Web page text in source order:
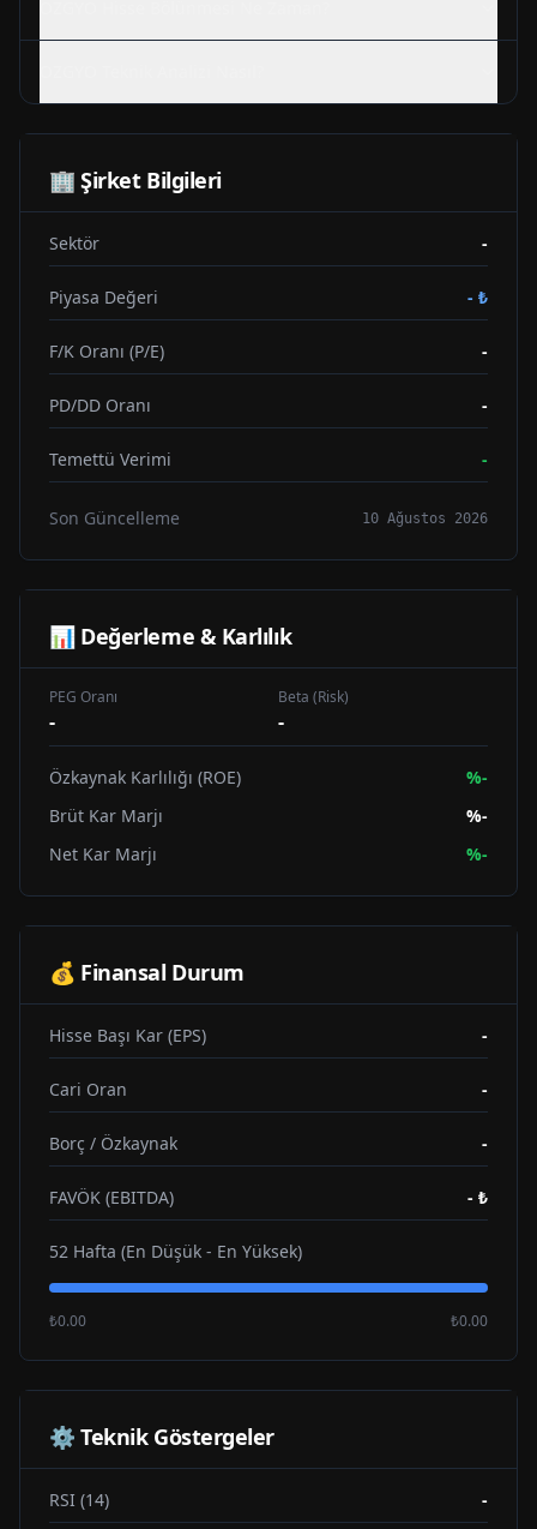
🏢 Şirket Bilgileri
Sektör -
Piyasa Değeri - ₺
F/K Oranı (P/E) -
PD/DD Oranı -
Temettü Verimi -
Son Güncelleme 10 Ağustos 2026
📊 Değerleme & Karlılık
PEG Oranı
-
Beta (Risk)
-
Özkaynak Karlılığı (ROE) %-
Brüt Kar Marjı
%-
Net Kar Marjı
%-
💰 Finansal Durum
Hisse Başı Kar (EPS) -
Cari Oran -
Borç / Özkaynak -
FAVÖK (EBITDA) - ₺
52 Hafta (En Düşük - En Yüksek)
₺0.00 ₺0.00
⚙️ Teknik Göstergeler
RSI (14) -